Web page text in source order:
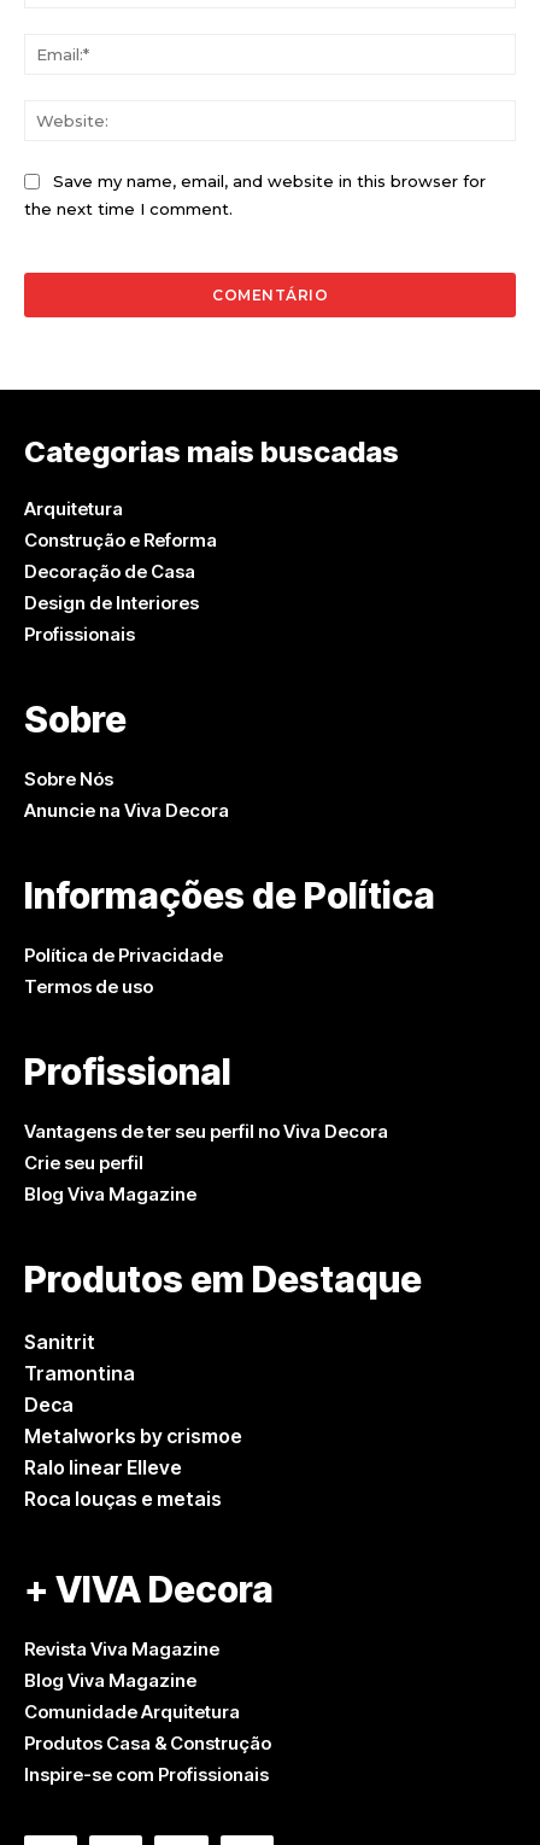
Save my name, email, and website in this browser for
the next time I comment.
Categorias mais buscadas
Arquitetura
Construção e Reforma
Decoração de Casa
Design de Interiores
Profissionais
Sobre
Sobre Nós
Anuncie na Viva Decora
Informações de Política
Política de Privacidade
Termos de uso
Profissional
Vantagens de ter seu perfil no Viva Decora
Crie seu perfil
Blog Viva Magazine
Produtos em Destaque
Sanitrit
Tramontina
Deca
Metalworks by crismoe
Ralo linear Elleve
Roca louças e metais
+ VIVA Decora
Revista Viva Magazine
Blog Viva Magazine
Comunidade Arquitetura
Produtos Casa & Construção
Inspire-se com Profissionais